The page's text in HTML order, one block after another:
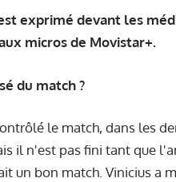
exprimé devant les
micros de Movistar+.
du match ?
le match, dans les
il n'est pas fini tant que
un bon match. Vinicius a